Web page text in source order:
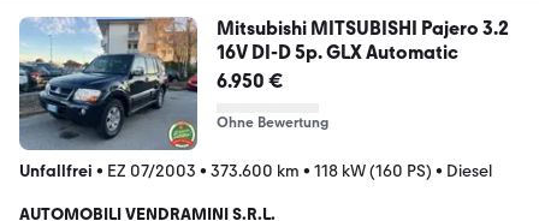
Mitsubishi MITSUBISHI Pajero 3.2
16V DI-D 5p. GLX Automatic
6.950 €
Ohne Bewertung
Unfallfrei • EZ 07/2003 • 373.600 km • 118 kW (160 PS) • Diesel
AUTOMOBILI VENDRAMINI S.R.L.